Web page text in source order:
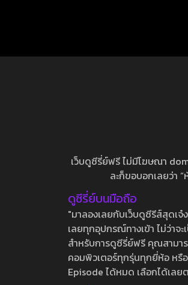
เว็บดูซีรี่ย์ฟรี ไม่มีโฆษณา
ละก็ขอบอกเลยว่า
ดูซีรี่ย์บนมือถือ
"มาลองเลยกับเว็บดูซีรีส์สุดเ
เลยทุกอุปกรณ์ทางเข้า ไม่ว่า
สำหรับการดูซีรี่ย์ฟรี คุณสามา
คอมพิวเตอร์ทุกรุ่นทุกยี่ห้อ หรื
Episode ได้หมด เลือกได้เล